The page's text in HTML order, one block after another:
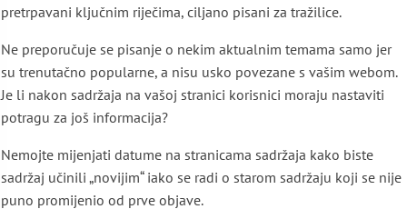
pretrpavani ključnim riječima, ciljano pisani za tražilice.
Ne preporučuje se pisanje o nekim aktualnim temama samo jer
su trenutačno popularne, a nisu usko povezane s vašim webom.
Je li nakon sadržaja na vašoj stranici korisnici moraju nastaviti
potragu za još informacija?
Nemojte mijenjati datume na stranicama sadržaja kako biste
sadržaj učinili „novijim“ iako se radi o starom sadržaju koji se nije
puno promijenio od prve objave.